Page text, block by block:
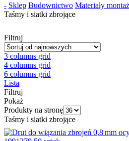
- Sklep Budownictwo Materiały
Taśmy i siatki zbrojące
Filtruj
3 columns grid
4 columns grid
6 columns grid
Lista
Filtruj
Pokaż
Produkty na stronę
Taśmy i siatki zbrojące